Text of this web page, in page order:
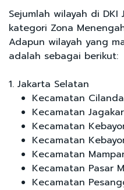
Sejumlah wilayah di
kategori Zona
Adapun wilayah yang
adalah sebagai berikut:
1. Jakarta Selatan
Kecamatan
Kecamatan
Kecamatan
Kecamatan
Kecamatan
Kecamatan Pasar
Kecamatan